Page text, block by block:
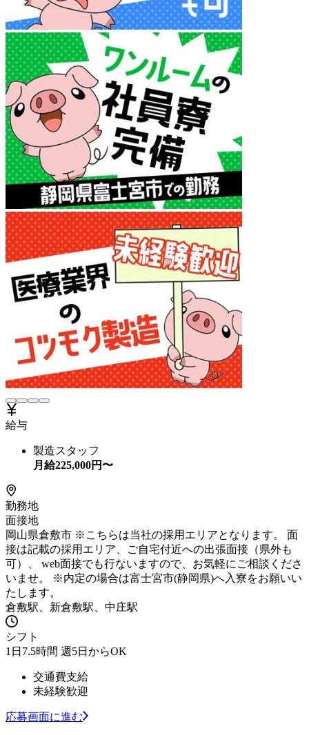
給与
製造スタッフ
月給225,000円〜
勤務地
面接地
岡山県倉敷市 ※こちらは当社の採用エリアとなります。 面
接は記載の採用エリア、ご自宅付近への出張面接（県外も
可）、 web面接でも行ないますので、お気軽にご相談くださ
いませ。 ※内定の場合は富士宮市(静岡県)へ入寮をお願いい
たします。
倉敷駅、新倉敷駅、中庄駅
シフト
1日7.5時間 週5日からOK
交通費支給
未経験歓迎
応募画面に進む